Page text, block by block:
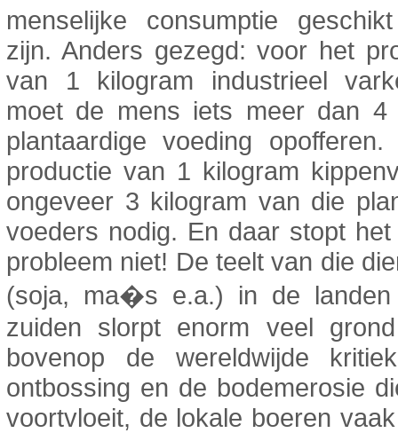
menselijke consumptie
zijn. Anders gezegd: voor het
van 1 kilogram industrieel
moet de mens iets meer dan 4
plantaardige voeding
productie van 1 kilogram
ongeveer 3 kilogram van die
voeders nodig. En daar stopt het
probleem niet! De teelt van die
(soja, ma�s e.a.) in de
zuiden slorpt enorm veel
bovenop de wereldwijde
ontbossing en de bodemerosie
voortvloeit, de lokale boeren